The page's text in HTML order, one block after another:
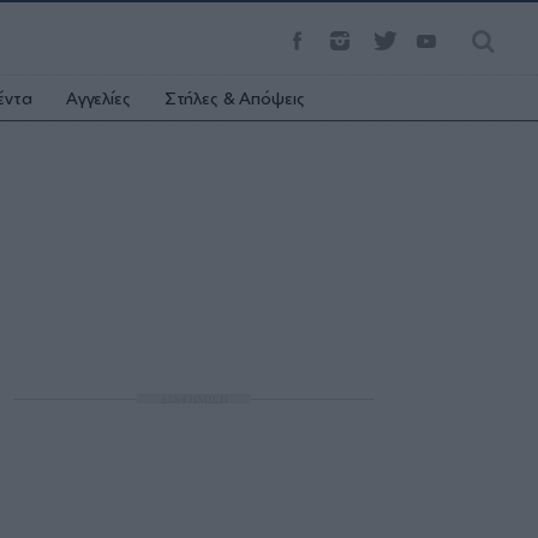
Αγγελίες Στήλες & Απόψεις